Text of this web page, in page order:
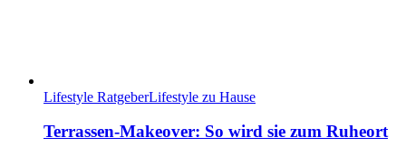
Lifestyle RatgeberLifestyle zu Hause
Terrassen-Makeover: So wird sie zum Ruheort